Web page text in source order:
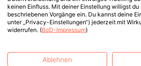
keinen Einfluss. Mit deiner Einstellung willigst du
beschriebenen Vorgänge ein. Du kannst deine
unter „Privacy-Einstellungen“) jederzeit mit
widerrufen. (BoD-Impressum)
Ablehnen